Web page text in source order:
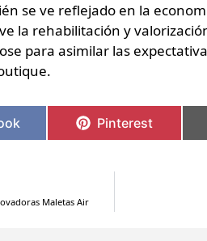
se ve reflejado en la
la rehabilitación y
para asimilar las
Pinterest
Maletas Air